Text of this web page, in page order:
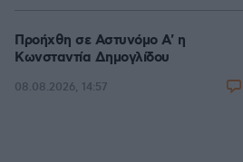
Προήχθη σε Αστυνόμο Α' η
Κωνσταντία Δημογλίδου
08.08.2026, 14:57